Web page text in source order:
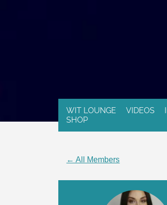
WIT LOUNGE VIDEOS
SHOP
← All Members